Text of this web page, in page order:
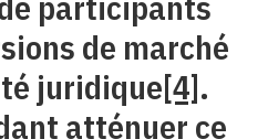
de marché
juridique[4].
atténuer ce